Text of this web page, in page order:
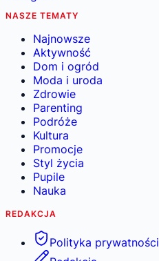
NASZE TEMATY
Najnowsze
Aktywność
Dom i ogród
Moda i uroda
Zdrowie
Parenting
Podróże
Kultura
Promocje
Styl życia
Pupile
Nauka
REDAKCJA
Polityka prywatności